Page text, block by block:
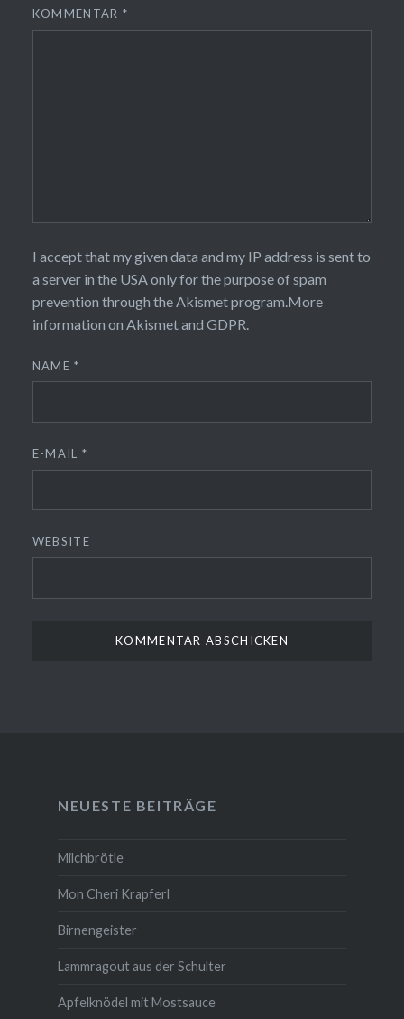
KOMMENTAR *
I accept that my given data and my IP address is sent to
a server in the USA only for the purpose of spam
prevention through the Akismetprogram. More
information on Akismet and GDPR
NAME*
E-MAIL *
WEBSITE
NEUESTE BEITRÄGE
Milchbrötle
Mon Cheri Krapferl
Birnengeister
Lammragout aus der Schulter
Apfelknödel mit Mostsauce